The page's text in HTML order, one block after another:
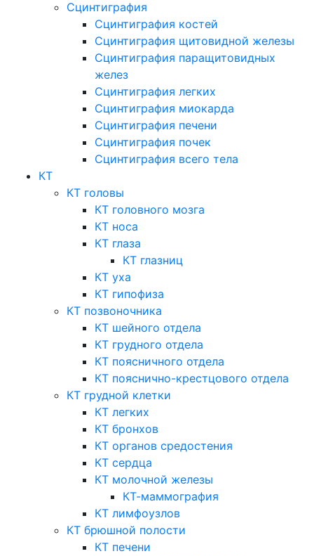
Сцинтиграфия
Сцинтиграфия костей
Сцинтиграфия щитовидной железы
Сцинтиграфия паращитовидных
желез
Сцинтиграфия легких
Сцинтиграфия миокарда
Сцинтиграфия печени
Сцинтиграфия почек
Сцинтиграфия всего тела
КТ
КТ головы
КТ головного мозга
КТ носа
КТ глаза
КТ глазниц
КТ уха
КТ гипофиза
КТ позвоночника
КТ шейного отдела
КТ грудного отдела
КТ поясничного отдела
КТ пояснично-крестцового отдела
КТ грудной клетки
КТ легких
КТ бронхов
КТ органов средостения
КТ сердца
КТ молочной железы
КТ-маммография
КТ лимфоузлов
КТ брюшной полости
КТ печени